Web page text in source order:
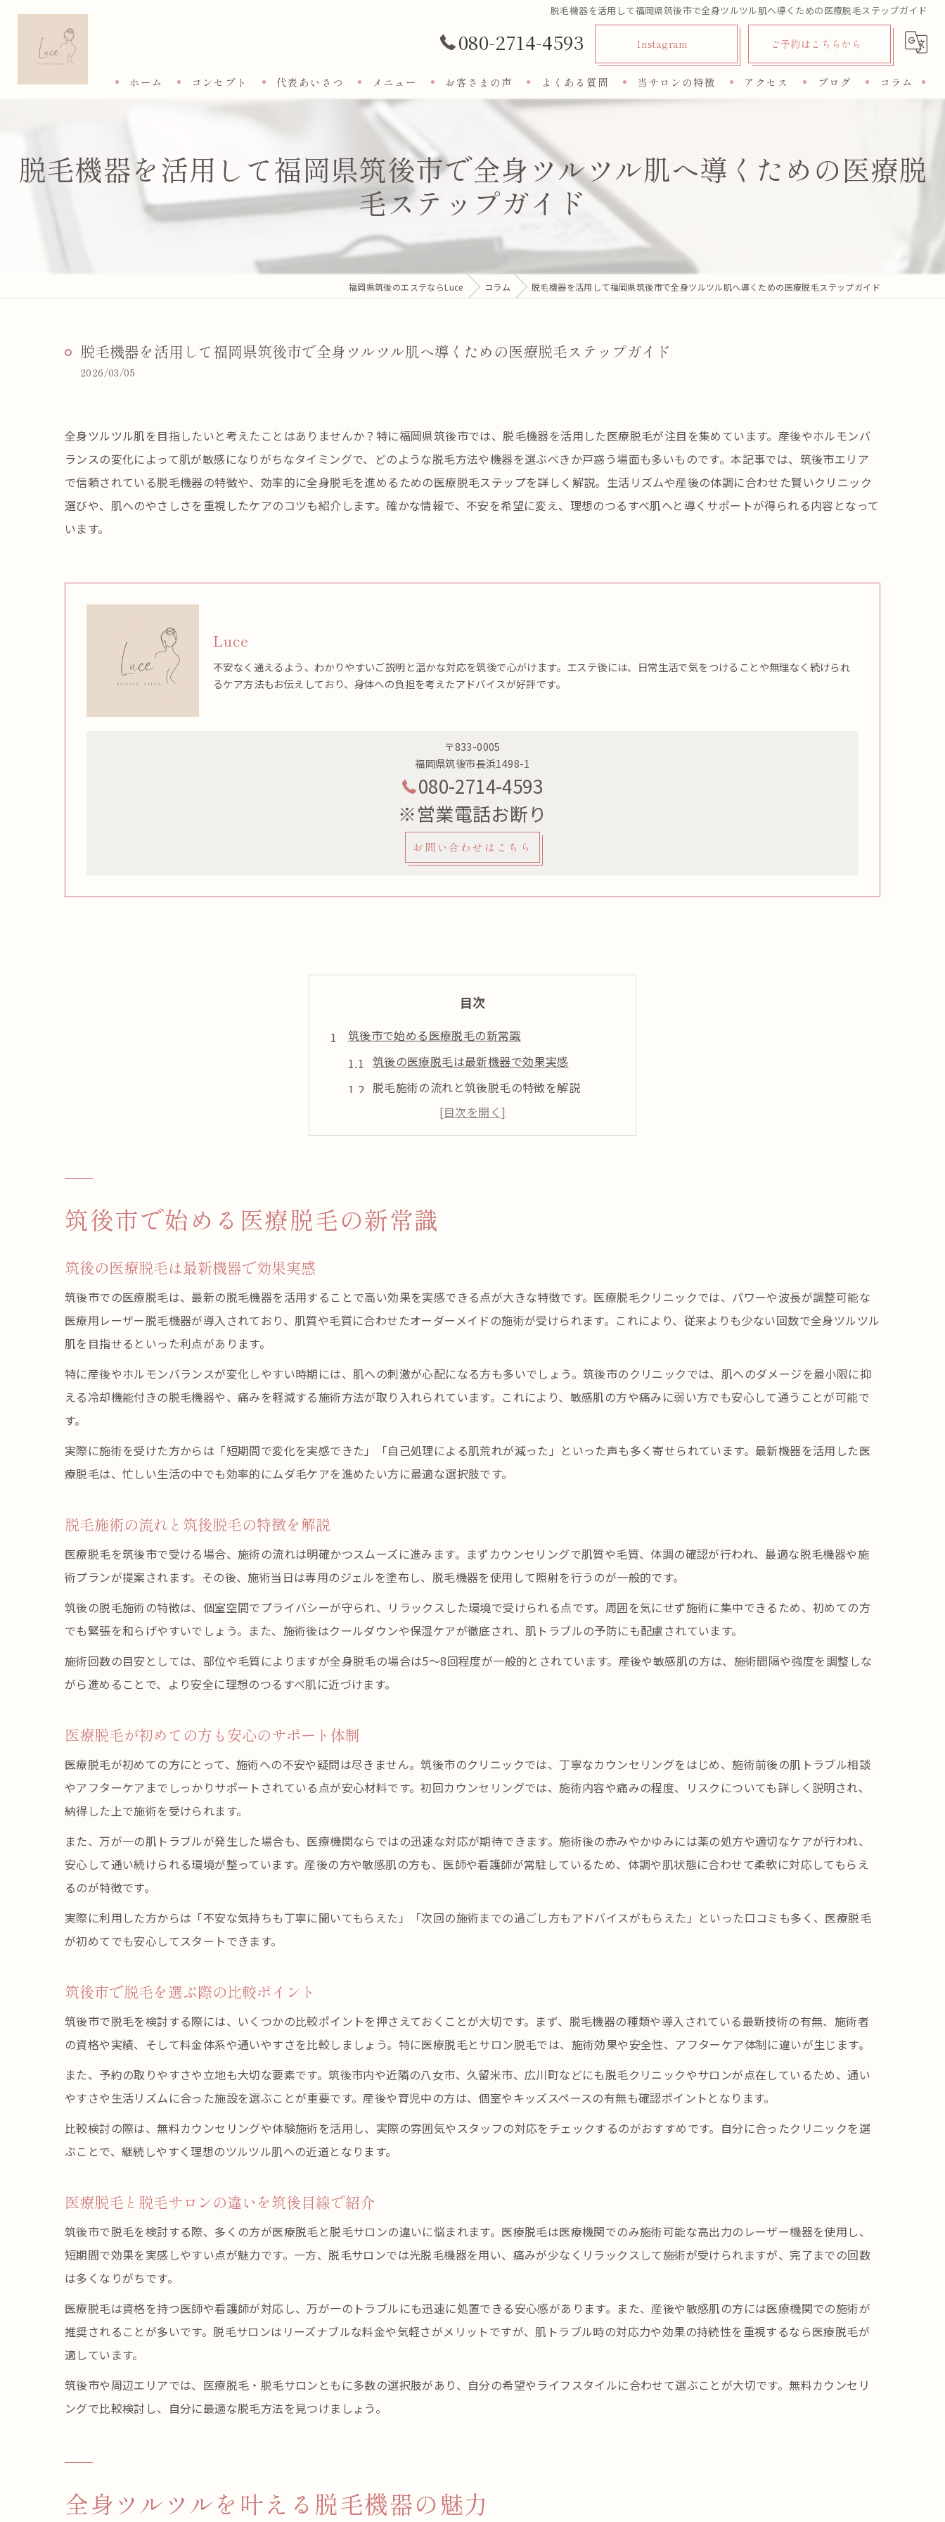
脱毛機器を活用して福岡県筑後市で全身ツルツル肌へ導くための医療脱毛ステップガイド
080-2714-4593 Instagram ご予約はこちらから
ホーム コンセプト 代表あいさつ メニュー お客さまの声 よくある質問 当サロンの特徴
フェイシャル
リフレ
リラクゼーション
アクセス ブログ コラム
脱毛機器を活用して福岡県筑後市で全身ツルツル肌へ導くための医療脱
毛ステップガイド
福岡県筑後のエステならLuce コラム 脱毛機器を活用して福岡県筑後市で全身ツルツル肌へ導くための医療脱毛ステップガイド
脱毛機器を活用して福岡県筑後市で全身ツルツル肌へ導くための医療脱毛ステップガイド
2026/03/05
全身ツルツル肌を目指したいと考えたことはありませんか？特に福岡県筑後市では、脱毛機器を活用した医療脱毛が注目を集めています。産後やホルモンバ
ランスの変化によって肌が敏感になりがちなタイミングで、どのような脱毛方法や機器を選ぶべきか戸惑う場面も多いものです。本記事では、筑後市エリア
で信頼されている脱毛機器の特徴や、効率的に全身脱毛を進めるための医療脱毛ステップを詳しく解説。生活リズムや産後の体調に合わせた賢いクリニック
選びや、肌へのやさしさを重視したケアのコツも紹介します。確かな情報で、不安を希望に変え、理想のつるすべ肌へと導くサポートが得られる内容となって
います。
Luce
不安なく通えるよう、わかりやすいご説明と温かな対応を筑後で心がけます。エステ後には、日常生活で気をつけることや無理なく続けられ
るケア方法もお伝えしており、身体への負担を考えたアドバイスが好評です。
〒833-0005
福岡県筑後市長浜1498-1
080-2714-4593
※営業電話お断り
お問い合わせはこちら
目次
筑後市で始める医療脱毛の新常識
筑後の医療脱毛は最新機器で効果実感
脱毛施術の流れと筑後脱毛の特徴を解説
医療脱毛が初めての方も安心のサポート体制
筑後市で脱毛を選ぶ際の比較ポイント
最新脱毛機器で全身ツルツル肌を目指す方法
医療脱毛と家庭用脱毛機器の違いを知ろう
効率的に全身脱毛できるおすすめ機器選び
敏感肌対応の脱毛機器で安心施術を実現
医療脱毛で肌トラブルを防ぐケアのコツ
肌が敏感な方におすすめの脱毛方法とは
筑後脱毛で安心して受けられる肌ケア術
通いやすい脱毛プランと医療脱毛の魅力
医療脱毛で理想のツルツル肌を最短で実現
筑後脱毛ならではの最新医療脱毛機器紹介
効果重視の方必見の筑後脱毛クリニック選び
産後に安心して脱毛を再開する方法
産後の医療脱毛はいつから始められる？
医療脱毛で産後の自己処理から解放される
産婦人科相談後の安全な脱毛スケジュール
医療脱毛で全身ツルツルになる回数の目安
筑後脱毛体験者の施術回数と効果の実感
毛周期に合わせた医療脱毛スケジュール例
筑後市で始める医療脱毛の新常識
筑後の医療脱毛は最新機器で効果実感
筑後市での医療脱毛は、最新の脱毛機器を活用することで高い効果を実感できる点が大きな特徴です。医療脱毛クリニックでは、パワーや波長が調整可能な
医療用レーザー脱毛機器が導入されており、肌質や毛質に合わせたオーダーメイドの施術が受けられます。これにより、従来よりも少ない回数で全身ツルツル
肌を目指せるといった利点があります。
特に産後やホルモンバランスが変化しやすい時期には、肌への刺激が心配になる方も多いでしょう。筑後市のクリニックでは、肌へのダメージを最小限に抑
える冷却機能付きの脱毛機器や、痛みを軽減する施術方法が取り入れられています。これにより、敏感肌の方や痛みに弱い方でも安心して通うことが可能で
す。
実際に施術を受けた方からは「短期間で変化を実感できた」「自己処理による肌荒れが減った」といった声も多く寄せられています。最新機器を活用した医
療脱毛は、忙しい生活の中でも効率的にムダ毛ケアを進めたい方に最適な選択肢です。
脱毛施術の流れと筑後脱毛の特徴を解説
医療脱毛を筑後市で受ける場合、施術の流れは明確かつスムーズに進みます。まずカウンセリングで肌質や毛質、体調の確認が行われ、最適な脱毛機器や施
術プランが提案されます。その後、施術当日は専用のジェルを塗布し、脱毛機器を使用して照射を行うのが一般的です。
筑後の脱毛施術の特徴は、個室空間でプライバシーが守られ、リラックスした環境で受けられる点です。周囲を気にせず施術に集中できるため、初めての方
でも緊張を和らげやすいでしょう。また、施術後はクールダウンや保湿ケアが徹底され、肌トラブルの予防にも配慮されています。
施術回数の目安としては、部位や毛質によりますが全身脱毛の場合は5～8回程度が一般的とされています。産後や敏感肌の方は、施術間隔や強度を調整しな
がら進めることで、より安全に理想のつるすべ肌に近づけます。
医療脱毛が初めての方も安心のサポート体制
医療脱毛が初めての方にとって、施術への不安や疑問は尽きません。筑後市のクリニックでは、丁寧なカウンセリングをはじめ、施術前後の肌トラブル相談
やアフターケアまでしっかりサポートされている点が安心材料です。初回カウンセリングでは、施術内容や痛みの程度、リスクについても詳しく説明され、
納得した上で施術を受けられます。
また、万が一の肌トラブルが発生した場合も、医療機関ならではの迅速な対応が期待できます。施術後の赤みやかゆみには薬の処方や適切なケアが行われ、
安心して通い続けられる環境が整っています。産後の方や敏感肌の方も、医師や看護師が常駐しているため、体調や肌状態に合わせて柔軟に対応してもらえ
るのが特徴です。
実際に利用した方からは「不安な気持ちも丁寧に聞いてもらえた」「次回の施術までの過ごし方もアドバイスがもらえた」といった口コミも多く、医療脱毛
が初めてでも安心してスタートできます。
筑後市で脱毛を選ぶ際の比較ポイント
筑後市で脱毛を検討する際には、いくつかの比較ポイントを押さえておくことが大切です。まず、脱毛機器の種類や導入されている最新技術の有無、施術者
の資格や実績、そして料金体系や通いやすさを比較しましょう。特に医療脱毛とサロン脱毛では、施術効果や安全性、アフターケア体制に違いが生じます。
また、予約の取りやすさや立地も大切な要素です。筑後市内や近隣の八女市、久留米市、広川町などにも脱毛クリニックやサロンが点在しているため、通い
やすさや生活リズムに合った施設を選ぶことが重要です。産後や育児中の方は、個室やキッズスペースの有無も確認ポイントとなります。
比較検討の際は、無料カウンセリングや体験施術を活用し、実際の雰囲気やスタッフの対応をチェックするのがおすすめです。自分に合ったクリニックを選
ぶことで、継続しやすく理想のツルツル肌への近道となります。
医療脱毛と脱毛サロンの違いを筑後目線で紹介
筑後市で脱毛を検討する際、多くの方が医療脱毛と脱毛サロンの違いに悩まれます。医療脱毛は医療機関でのみ施術可能な高出力のレーザー機器を使用し、
短期間で効果を実感しやすい点が魅力です。一方、脱毛サロンでは光脱毛機器を用い、痛みが少なくリラックスして施術が受けられますが、完了までの回数
は多くなりがちです。
医療脱毛は資格を持つ医師や看護師が対応し、万が一のトラブルにも迅速に処置できる安心感があります。また、産後や敏感肌の方には医療機関での施術が
推奨されることが多いです。脱毛サロンはリーズナブルな料金や気軽さがメリットですが、肌トラブル時の対応力や効果の持続性を重視するなら医療脱毛が
適しています。
筑後市や周辺エリアでは、医療脱毛・脱毛サロンともに多数の選択肢があり、自分の希望やライフスタイルに合わせて選ぶことが大切です。無料カウンセリ
ングで比較検討し、自分に最適な脱毛方法を見つけましょう。
全身ツルツルを叶える脱毛機器の魅力
お問い合わせはこちら
お問い合わせはこちら